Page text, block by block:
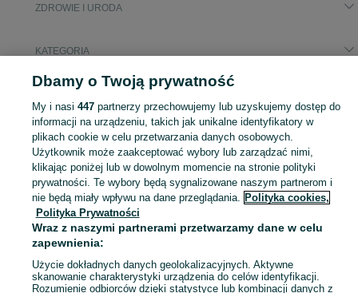
ZDROWIE I URODA
KATEGORIA
Popularne wyszukiwania
truth calvin klein wózek inwalidzki
Sprzedaż produktów zdrowia i urody Jelenia Góra ▶️ Kosmetyki, perfumy, sprzęt medyczny ✅ Nowe i używane w najlepszych cenach ☝ Znajdź ogłoszenia na OLX.pl! Zobacz
Mapa kategorii
Mapa miejscowości
Mapa ministron
Popularne wyszukiwania
Dbamy o Twoją prywatność
My i nasi 447partnerzy przechowujemy lub uzyskujemy dostęp do
informacji na urządzeniu, takich jak unikalne identyfikatory w
plikach cookie w celu przetwarzania danych osobowych.
Użytkownik może zaakceptować wybory lub zarządzać nimi,
klikając poniżej lub w dowolnym momencie na stronie polityki
prywatności. Te wybory będą sygnalizowane naszym partnerom i
nie będą miały wpływu na dane przeglądania. Polityka cookies,
Polityka Prywatności
Wraz z naszymi partnerami przetwarzamy dane w celu
zapewnienia:
Użycie dokładnych danych geolokalizacyjnych. Aktywne
skanowanie charakterystyki urządzenia do celów identyfikacji.
Rozumienie odbiorców dzięki statystyce lub kombinacji danych z